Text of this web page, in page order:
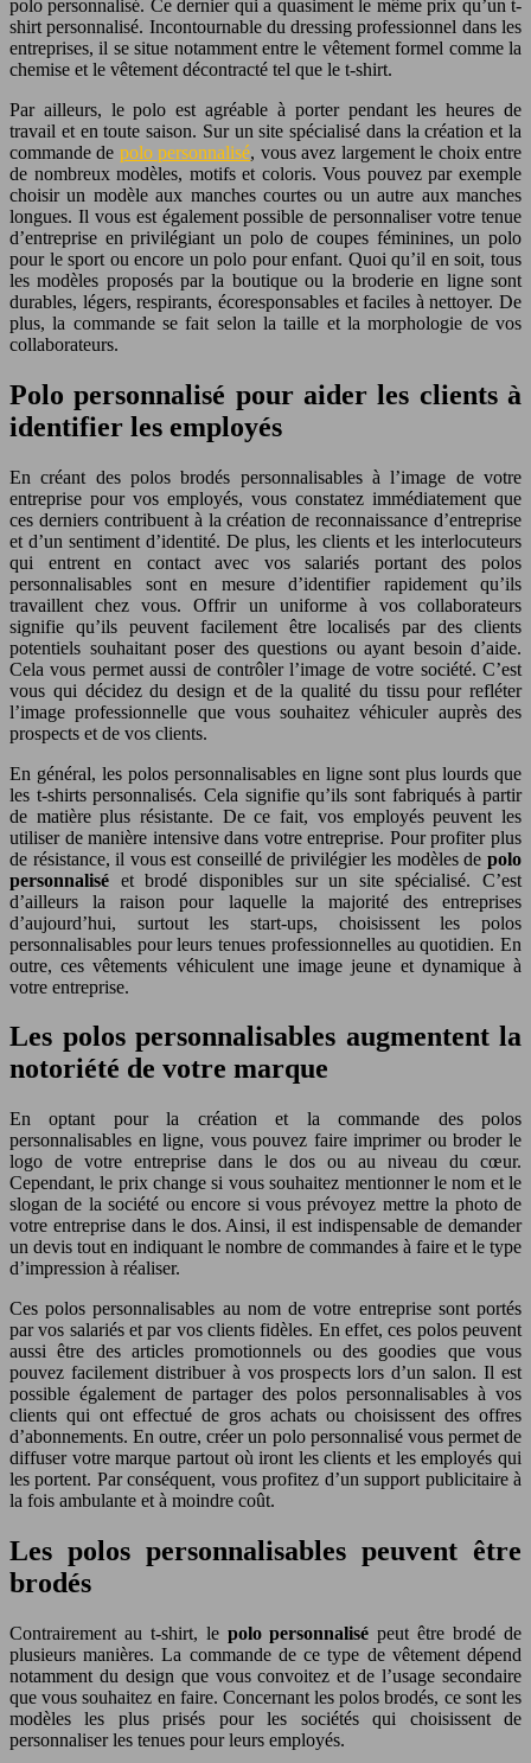
polo personnalisé. Ce dernier qui a quasiment le même prix qu’un t-
shirt personnalisé. Incontournable du dressing professionnel dans les
entreprises, il se situe notamment entre le vêtement formel comme la
chemise et le vêtement décontracté tel que le t-shirt.
Par ailleurs, le polo est agréable à porter pendant les heures de
travail et en toute saison. Sur un site spécialisé dans la création et la
commande de polo personnalisé, vous avez largement le choix entre
de nombreux modèles, motifs et coloris. Vous pouvez par exemple
choisir un modèle aux manches courtes ou un autre aux manches
longues. Il vous est également possible de personnaliser votre tenue
d’entreprise en privilégiant un polo de coupes féminines, un polo
pour le sport ou encore un polo pour enfant. Quoi qu’il en soit, tous
les modèles proposés par la boutique ou la broderie en ligne sont
durables, légers, respirants, écoresponsables et faciles à nettoyer. De
plus, la commande se fait selon la taille et la morphologie de vos
collaborateurs.
Polo personnalisé pour aider les clients à
identifier les employés
En créant des polos brodés personnalisables à l’image de votre
entreprise pour vos employés, vous constatez immédiatement que
ces derniers contribuent à la création de reconnaissance d’entreprise
et d’un sentiment d’identité. De plus, les clients et les interlocuteurs
qui entrent en contact avec vos salariés portant des polos
personnalisables sont en mesure d’identifier rapidement qu’ils
travaillent chez vous. Offrir un uniforme à vos collaborateurs
signifie qu’ils peuvent facilement être localisés par des clients
potentiels souhaitant poser des questions ou ayant besoin d’aide.
Cela vous permet aussi de contrôler l’image de votre société. C’est
vous qui décidez du design et de la qualité du tissu pour refléter
l’image professionnelle que vous souhaitez véhiculer auprès des
prospects et de vos clients.
En général, les polos personnalisables en ligne sont plus lourds que
les t-shirts personnalisés. Cela signifie qu’ils sont fabriqués à partir
de matière plus résistante. De ce fait, vos employés peuvent les
utiliser de manière intensive dans votre entreprise. Pour profiter plus
de résistance, il vous est conseillé de privilégier les modèles de polo
personnalisé et brodé disponibles sur un site spécialisé. C’est
d’ailleurs la raison pour laquelle la majorité des entreprises
d’aujourd’hui, surtout les start-ups, choisissent les polos
personnalisables pour leurs tenues professionnelles au quotidien. En
outre, ces vêtements véhiculent une image jeune et dynamique à
votre entreprise.
Les polos personnalisables augmentent la
notoriété de votre marque
En optant pour la création et la commande des polos
personnalisables en ligne, vous pouvez faire imprimer ou broder le
logo de votre entreprise dans le dos ou au niveau du cœur.
Cependant, le prix change si vous souhaitez mentionner le nom et le
slogan de la société ou encore si vous prévoyez mettre la photo de
votre entreprise dans le dos. Ainsi, il est indispensable de demander
un devis tout en indiquant le nombre de commandes à faire et le type
d’impression à réaliser.
Ces polos personnalisables au nom de votre entreprise sont portés
par vos salariés et par vos clients fidèles. En effet, ces polos peuvent
aussi être des articles promotionnels ou des goodies que vous
pouvez facilement distribuer à vos prospects lors d’un salon. Il est
possible également de partager des polos personnalisables à vos
clients qui ont effectué de gros achats ou choisissent des offres
d’abonnements. En outre, créer un polo personnalisé vous permet de
diffuser votre marque partout où iront les clients et les employés qui
les portent. Par conséquent, vous profitez d’un support publicitaire à
la fois ambulante et à moindre coût.
Les polos personnalisables peuvent être
brodés
Contrairement au t-shirt, le polo personnalisé peut être brodé de
plusieurs manières. La commande de ce type de vêtement dépend
notamment du design que vous convoitez et de l’usage secondaire
que vous souhaitez en faire. Concernant les polos brodés, ce sont les
modèles les plus prisés pour les sociétés qui choisissent de
personnaliser les tenues pour leurs employés.